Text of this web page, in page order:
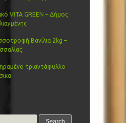
VITA GREEN – Δήμος
Βανίλια 2kg –
τριαντάφυλλο